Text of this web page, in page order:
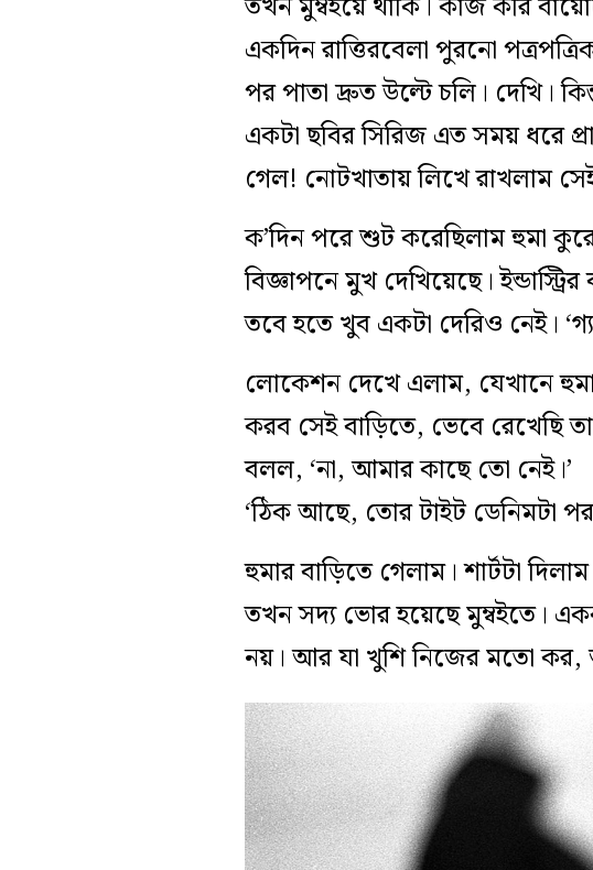
একদিন রাত্তিরবেলা পুরনো
পর পাতা দ্রুত উল্টে চলি। দেখি।
একটা ছবির সিরিজ এত সময় ধরে
গেল! নোটখাতায় লিখে রাখলাম
ক’দিন পরে শুট করেছিলাম হুমা
বিজ্ঞাপনে মুখ দেখিয়েছে।
তবে হতে খুব একটা দেরিও নেই।
লোকেশন দেখে এলাম, যেখানে
করব সেই বাড়িতে, ভেবে রেখেছি
বলল, ‘না, আমার কাছে তো নেই।’
‘ঠিক আছে, তোর টাইট ডেনিমটা
হুমার বাড়িতে গেলাম। শার্টটা
তখন সদ্য ভোর হয়েছে মুম্বইতে।
নয়। আর যা খুশি নিজের মতো কর,